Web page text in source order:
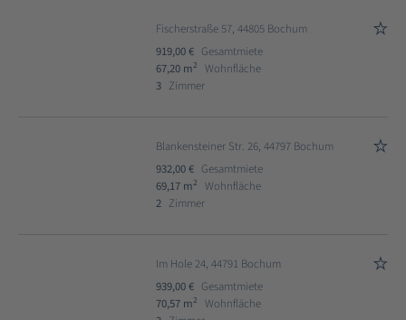
Fischerstraße 57, 44805 Bochum
919,00 € Gesamtmiete
67,20 m2
Wohnfläche
3 Zimmer
Blankensteiner Str. 26, 44797 Bochum
932,00 € Gesamtmiete
69,17 m2
Wohnfläche
2 Zimmer
Im Hole 24, 44791 Bochum
939,00 € Gesamtmiete
70,57 m2
Wohnfläche